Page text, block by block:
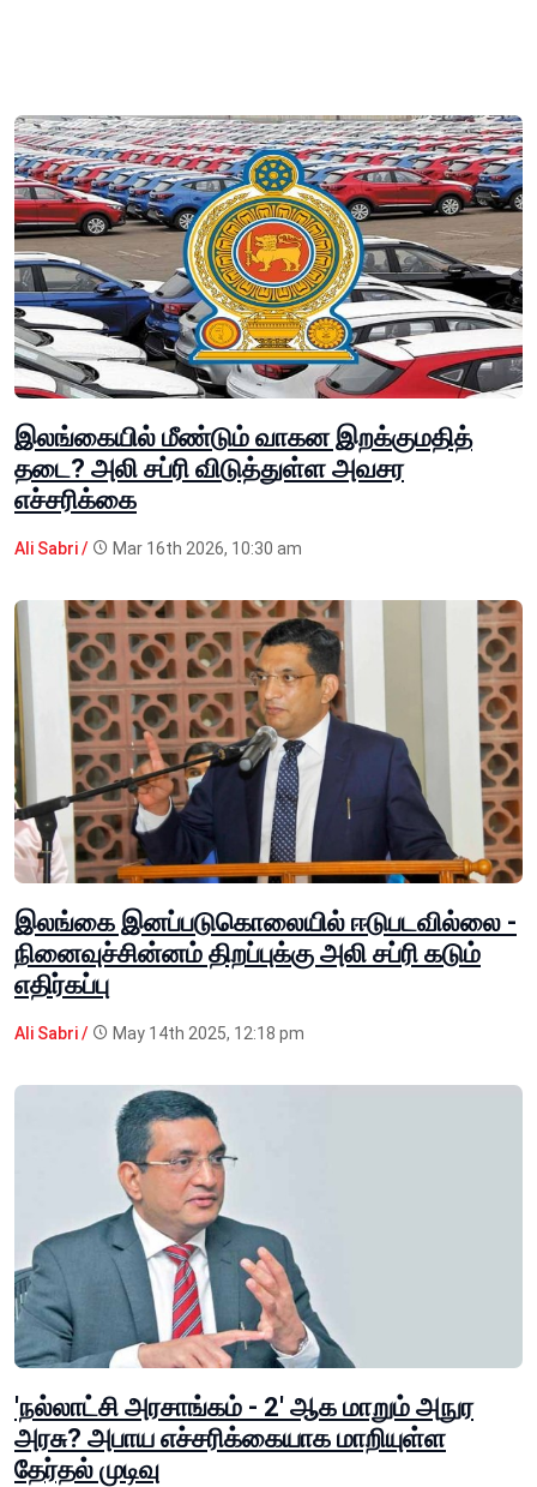
இலங்கையில் மீண்டும் வாகன இறக்குமதித்
தடை? அலி சப்ரி விடுத்துள்ள அவசர
எச்சரிக்கை
Ali Sabri / Mar 16th 2026, 10:30 am
இலங்கை இனப்படுகொலையில் ஈடுபடவில்லை -
நினைவுச்சின்னம் திறப்புக்கு அலி சப்ரி கடும்
எதிர்கப்பு
Ali Sabri / May 14th 2025, 12:18 pm
'நல்லாட்சி அரசாங்கம் - 2' ஆக மாறும் அநுர
அரசு? அபாய எச்சரிக்கையாக மாறியுள்ள
தேர்தல் முடிவு